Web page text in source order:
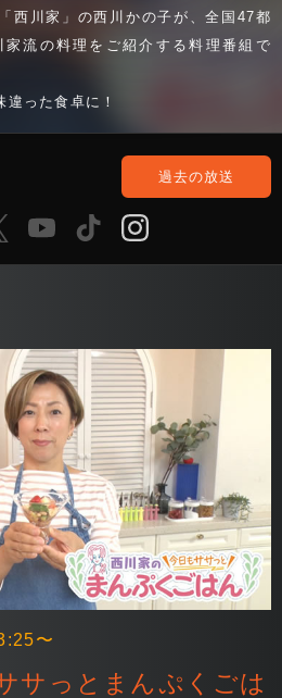
西川家」の西川かの子が、全国47都
流の料理をご紹介する料理番組で
った食卓に！
過去の放送
〜
サっとまんぷくごは